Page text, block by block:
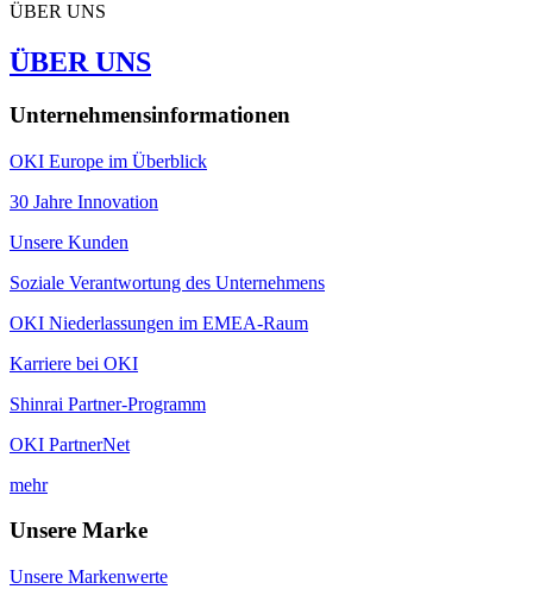
ÜBER UNS
ÜBER UNS
Unternehmensinformationen
OKI Europe im Überblick
30 Jahre Innovation
Unsere Kunden
Soziale Verantwortung des Unternehmens
OKI Niederlassungen im EMEA-Raum
Karriere bei OKI
Shinrai Partner-Programm
OKI PartnerNet
mehr
Unsere Marke
Unsere Markenwerte